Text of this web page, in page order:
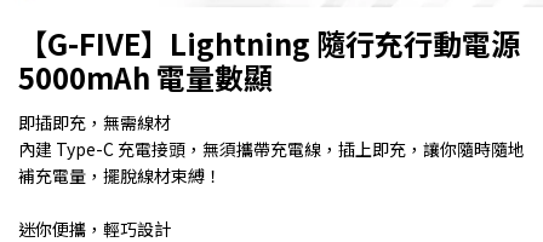
【G-FIVE】Lightning 隨行充行動電源
5000mAh 電量數顯
即插即充，無需線材
內建 Type-C 充電接頭，無須攜帶充電線，插上即充，讓你隨時隨地
補充電量，擺脫線材束縛！
迷你便攜，輕巧設計